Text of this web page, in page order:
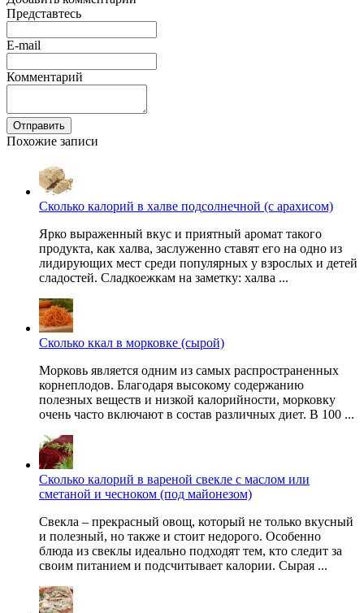
Представтесь
E-mail
Комментарий
Отправить
Похожие записи
Сколько калорий в халве подсолнечной (с арахисом)
Ярко выраженный вкус и приятный аромат такого
продукта, как халва, заслуженно ставят его на одно из
лидирующих мест среди популярных у взрослых и детей
сладостей. Сладкоежкам на заметку: халва ...
Сколько ккал в морковке (сырой)
Морковь является одним из самых распространенных
корнеплодов. Благодаря высокому содержанию
полезных веществ и низкой калорийности, морковку
очень часто включают в состав различных диет. В 100 ...
Cколько калорий в вареной свекле с маслом или
сметаной и чесноком (под майонезом)
Свекла – прекрасный овощ, который не только вкусный
и полезный, но также и стоит недорого. Особенно
блюда из свеклы идеально подходят тем, кто следит за
своим питанием и подсчитывает калории. Сырая ...